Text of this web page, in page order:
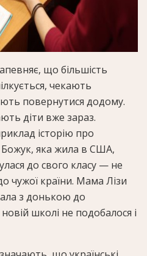
що більшість
чекають
повернутися додому.
діти вже зараз.
історію про
яка жила в США,
до свого класу — не
чужої країни. Мама Лізи
з донькою до
школі не подобалося і